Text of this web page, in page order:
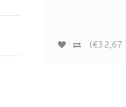
(€32,67